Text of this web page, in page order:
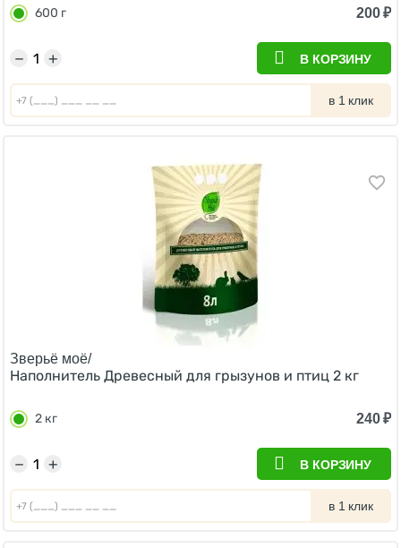
600 г 200₽
+
− В КОРЗИНУ
в 1 клик
Зверьё моё/
Наполнитель Древесный для грызунов и птиц 2 кг
2 кг 240₽
+
− В КОРЗИНУ
в 1 клик